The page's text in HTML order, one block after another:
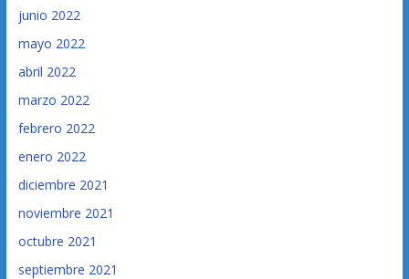
junio 2022
mayo 2022
abril 2022
marzo 2022
febrero 2022
enero 2022
diciembre 2021
noviembre 2021
octubre 2021
septiembre 2021